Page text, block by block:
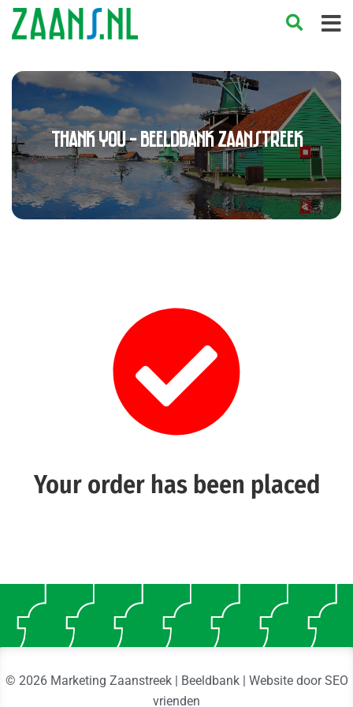
Thank You - Beeldbank Zaanstreek
Your order has been placed
© 2026 Marketing Zaanstreek | Beeldbank | Website doorSEO
vrienden